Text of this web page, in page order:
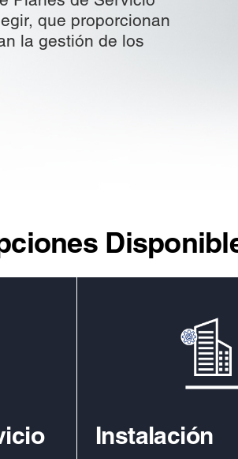
que proporcionan
la gestión de los
Instalación